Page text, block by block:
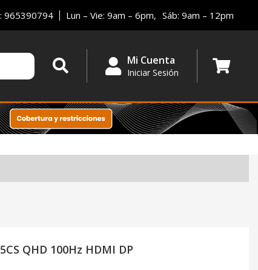
965390794 Lun – Vie: 9am – 6pm, Sáb: 9am – 12pm
Mi Cuenta
Iniciar Sesión
QHD 100Hz HDMI DP